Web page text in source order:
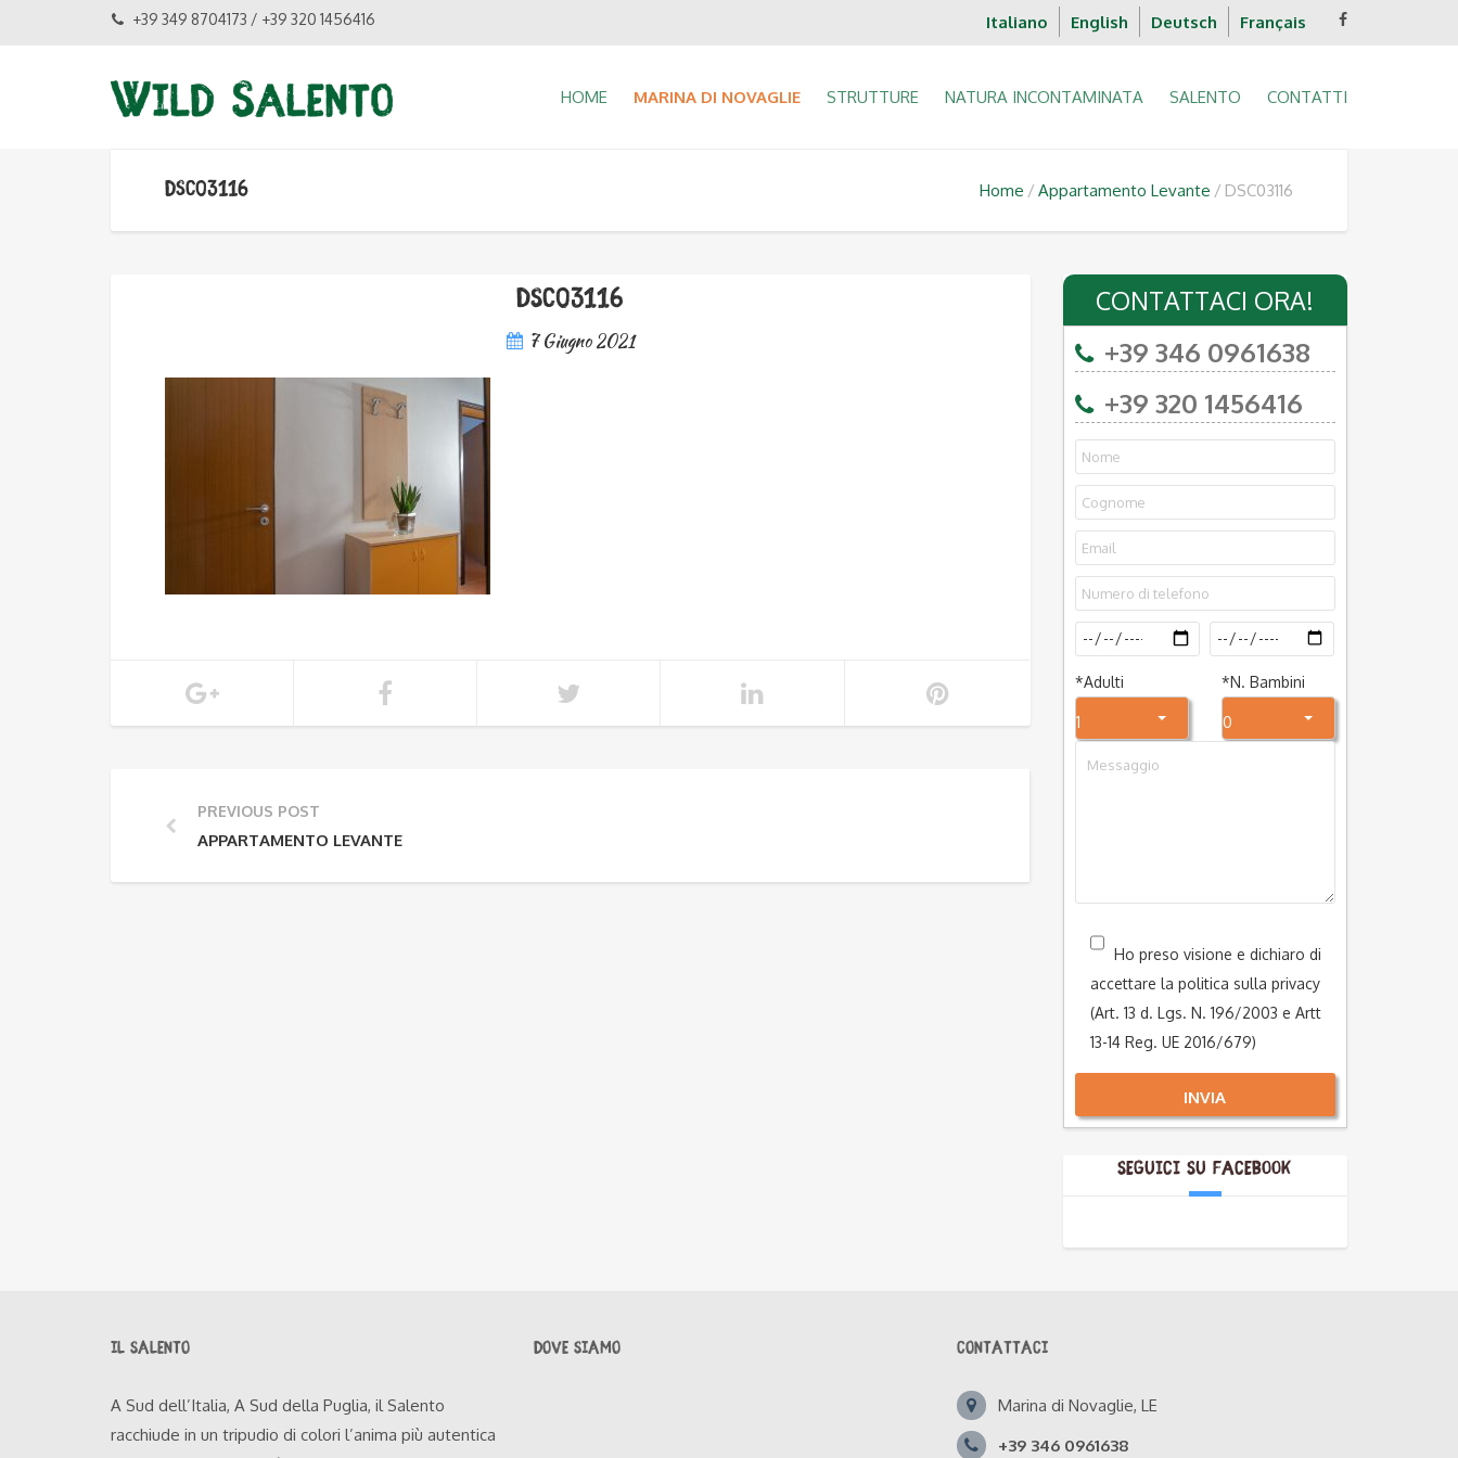
+39 349 8704173 / +39 320 1456416 Italiano English Deutsch Français
HOME MARINA DI NOVAGLIE STRUTTURE NATURA INCONTAMINATA SALENTO CONTATTI
DSC03116 Home Appartamento Levante DSC03116
DSC03116
7 Giugno 2021
PREVIOUS POST
APPARTAMENTO LEVANTE
CONTATTACI ORA!
+39 346 0961638
+39 320 1456416
*Adulti
1
*N. Bambini
0
Ho preso visione e dichiaro di
accettare la politica sulla privacy
(Art. 13 d. Lgs. N. 196/2003 e Artt
13-14 Reg. UE 2016/679)
INVIA
Alternative:
Seguici su Facebook
IL SALENTO
A Sud dell’Italia, A Sud della Puglia, il Salento
racchiude in un tripudio di colori l’anima più autentica
DOVE SIAMO CONTATTACI
Marina di Novaglie, LE
+39 346 0961638